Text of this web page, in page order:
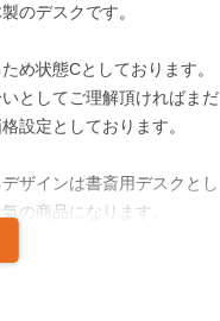
のデスクです。
め状態Cとしております。
としてご理解頂ければまだ
設定としております。
ザインは書斎用デスクとし
の商品になります。
です。ミッドセンチュリー